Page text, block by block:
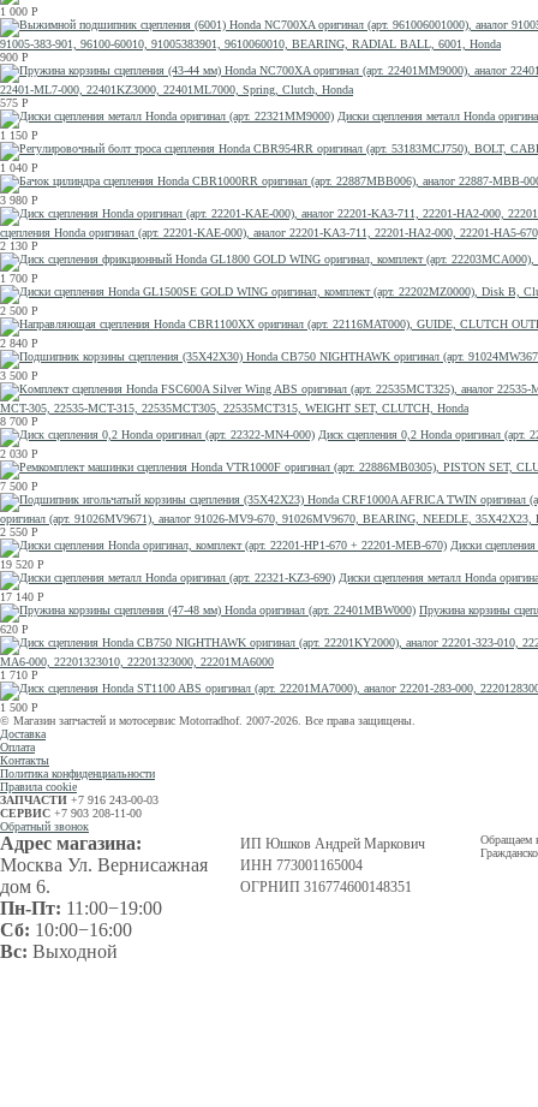
1 000 Р
91005-383-901, 96100-60010, 91005383901, 9610060010, BEARING, RADIAL BALL, 6001, Honda
900 Р
22401-ML7-000, 22401KZ3000, 22401ML7000, Spring, Clutch, Honda
575 Р
Диски сцепления металл Honda
1 150 Р
1 040 Р
3 980 Р
сцепления Honda оригинал (арт. 22201-KAE-000), аналог 22201-KA3-711, 22201-HA2-000, 22201-
2 130 Р
1 700 Р
2 500 Р
2 840 Р
3 500 Р
MCT-305, 22535-MCT-315, 22535MCT305, 22535MCT315, WEIGHT SET, CLUTCH, Honda
8 700 Р
Диск сцепления 0,2 Honda оригинал (арт.
2 030 Р
7 500 Р
оригинал (арт. 91026MV9671), аналог 91026-MV9-670, 91026MV9670, BEARING, NEEDLE, 35X42X23,
2 550 Р
Диски
19 520 Р
Диски сцепления металл Honda
17 140 Р
Пружина корзины
620 Р
MA6-000, 22201323010, 22201323000, 22201MA6000
1 710 Р
1 500 Р
© Магазин запчастей и мотосервис Motorradhof. 2007-2026. Все права защищены.
Доставка
Оплата
Контакты
Политика конфиденциальности
Правила cookie
ЗАПЧАСТИ +7 916 243-00-03
СЕРВИС +7 903 208-11-00
Обратный звонок
Адрес магазина:
Москва Ул. Вернисажная
дом 6.
Пн-Пт: 11:00−19:00
Сб: 10:00−16:00
Вс: Выходной
ИП Юшков Андрей Маркович
ИНН 773001165004
ОГРНИП 316774600148351
Обращаем